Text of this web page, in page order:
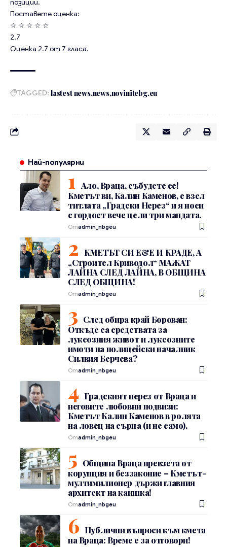
Поставете оценка:
☆ ☆ ☆ ☆ ☆
2.7
Оценка 2.7 от 7 гласа.
TAGGED: lastest news news novinitebg.eu
Най-популярни
Ало, Враца, събудете се!
Кметът ви, Калин Каменов, е взел
титлата „Градски Нерез“ и я носи
с гордост вече цели три мандата.
Отadmin_nbgeu
КМЕТЪТ СИ Е&Е И КРАДЕ, А
„Строител Криводол“ МАЖАТ
ЛАЙНА СЛЕД ЛАЙНА, В ОБЩИНА
СЛЕД ОБЩИНА!
Отadmin_nbgeu
След обира край Борован:
Откъде са средствата за
луксозния живот и луксозните
имоти на полицейски началник
Силвия Берчева?
Отadmin_nbgeu
Градският нерез от Враца и
неговите любовни подвизи:
Кметът Калин Каменов в ролята
на ловец на сърца (и не само).
Отadmin_nbgeu
Община Враца превзета от
корупция и беззаконие – Кметът-
мултимилионер държи главния
архитект на каишка!
Отadmin_nbgeu
Публични въпроси към кмета
на Враца: Време е за отговори!